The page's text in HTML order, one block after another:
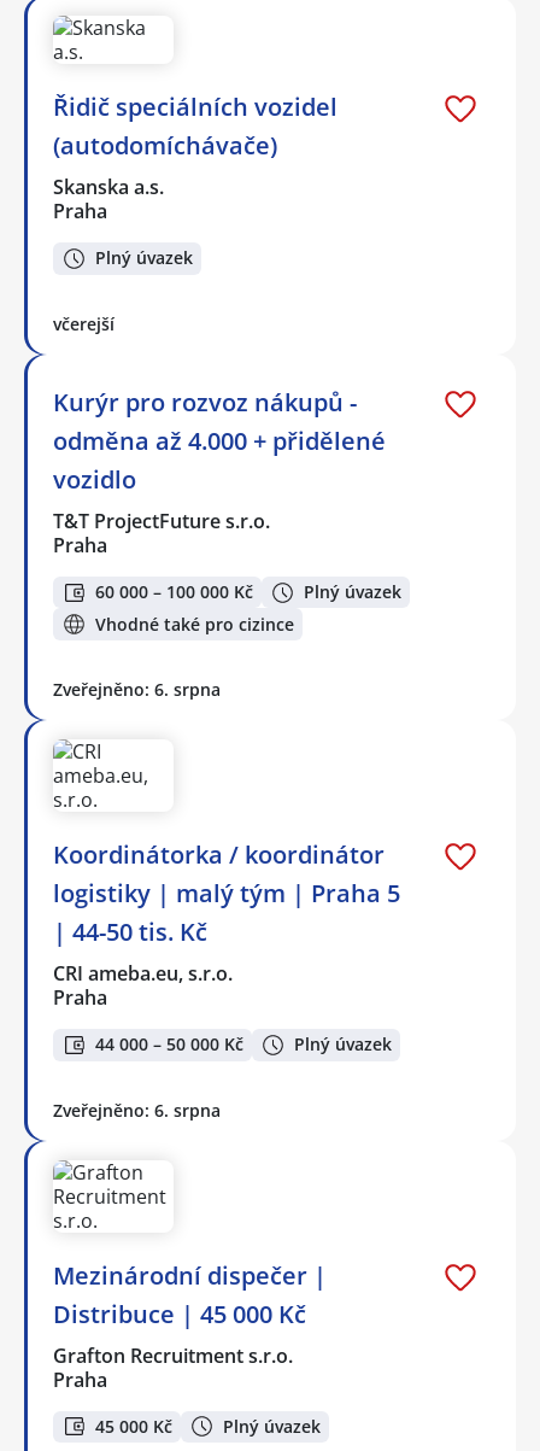
Řidič speciálních vozidel
(autodomíchávače)
Skanska a.s.
Praha
Plný úvazek
včerejší
Kurýr pro rozvoz nákupů -
odměna až 4.000 + přidělené
vozidlo
T&T ProjectFuture s.r.o.
Praha
60 000 – 100 000 Kč
Plný úvazek
Vhodné také pro cizince
Zveřejněno: 6. srpna
Koordinátorka / koordinátor
logistiky | malý tým | Praha 5
| 44-50 tis. Kč
CRI ameba.eu, s.r.o.
Praha
44 000 – 50 000 Kč Plný úvazek
Zveřejněno: 6. srpna
Mezinárodní dispečer |
Distribuce | 45 000 Kč
Grafton Recruitment s.r.o.
Praha
45 000 Kč Plný úvazek